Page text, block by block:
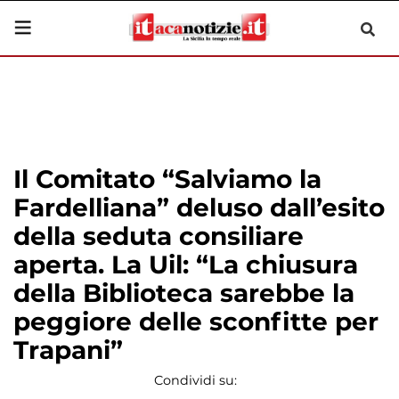
Il Comitato “Salviamo la
Fardelliana” deluso dall’esito
della seduta consiliare
aperta. La Uil: “La chiusura
della Biblioteca sarebbe la
peggiore delle sconfitte per
Trapani”
Condividi su: